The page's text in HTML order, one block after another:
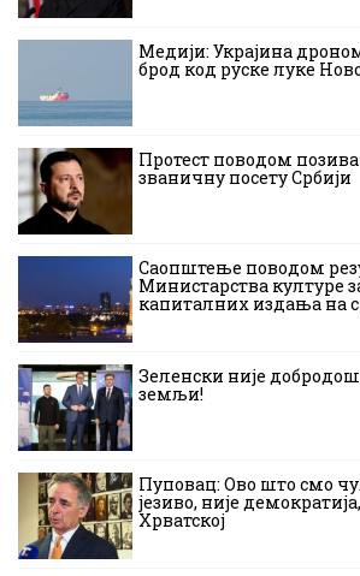
Медији: Украјина
брод код руске луке
Протест поводом
званичну посету Србији
Саопштење поводом
Министарства културе
капиталних издања на
Зеленски није
земљи!
Пуповац: Ово што смо
језиво, није
Хрватској